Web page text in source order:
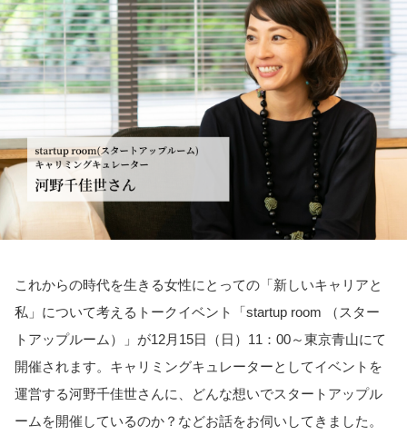
これからの時代を生きる女性にとっての「新しいキャリアと
私」について考えるトークイベント「startup room （スター
トアップルーム）」が12月15日（日）11：00～東京青山にて
開催されます。キャリミングキュレーターとしてイベントを
運営する河野千佳世さんに、どんな想いでスタートアップル
ームを開催しているのか？などお話をお伺いしてきました。